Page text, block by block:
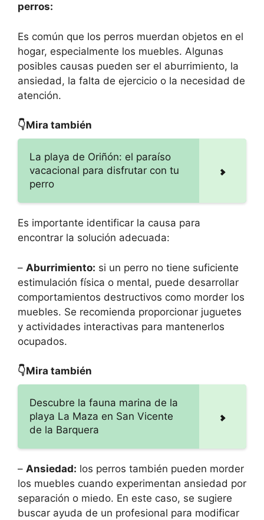
perros:
Es común que los perros muerdan objetos en el
hogar, especialmente los muebles. Algunas
posibles causas pueden ser el aburrimiento, la
ansiedad, la falta de ejercicio o la necesidad de
atención.
👇Mira también
La playa de Oriñón: el paraíso
vacacional para disfrutar con tu
perro
Es importante identificar la causa para
encontrar la solución adecuada:
– Aburrimiento: si un perro no tiene suficiente
estimulación física o mental, puede desarrollar
comportamientos destructivos como morder los
muebles. Se recomienda proporcionar juguetes
y actividades interactivas para mantenerlos
ocupados.
👇Mira también
Descubre la fauna marina de la
playa La Maza en San Vicente
de la Barquera
– Ansiedad: los perros también pueden morder
los muebles cuando experimentan ansiedad por
separación o miedo. En este caso, se sugiere
buscar ayuda de un profesional para modificar